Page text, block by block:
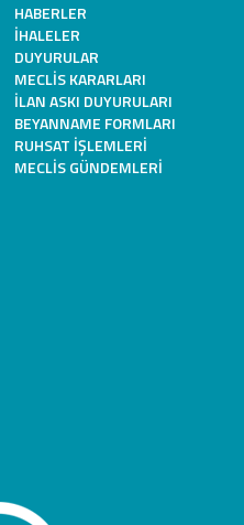
HABERLER
İHALELER
DUYURULAR
MECLIS KARARLARI
İLAN ASKI DUYURULARI
BEYANNAME FORMLARI
RUHSAT İŞLEMLERI
MECLIS GÜNDEMLERI